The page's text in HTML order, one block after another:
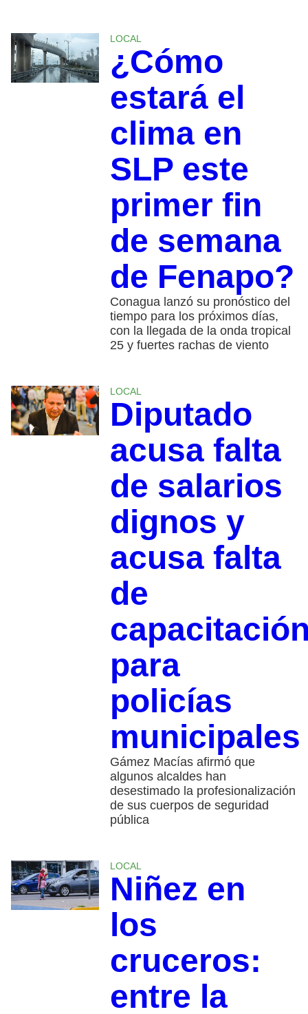
LOCAL
¿Cómo
estará el
clima en
SLP este
primer fin
de semana
de Fenapo?
Conagua lanzó su pronóstico del
tiempo para los próximos días,
con la llegada de la onda tropical
25 y fuertes rachas de viento
LOCAL
Diputado
acusa falta
de salarios
dignos y
acusa falta
de
para
policías
municipales
Gámez Macías afirmó que
algunos alcaldes han
desestimado la profesionalización
de sus cuerpos de seguridad
pública
LOCAL
Niñez en
los
cruceros:
entre la